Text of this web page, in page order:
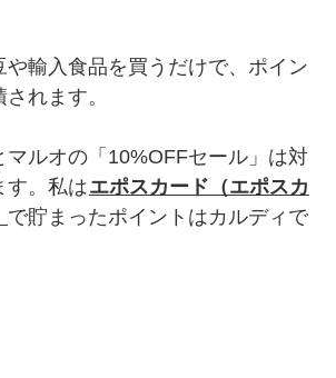
や輸入食品を買うだけで、ポイン
れます。
マルオの「10%OFFセール」は対
す。私はエポスカード（エポスカ
で貯まったポイントはカルディで